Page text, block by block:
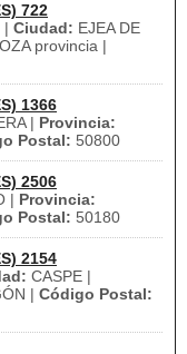
722
| Ciudad: EJEA DE
provincia |
1366
| Provincia:
Postal: 50800
2506
| Provincia:
Postal: 50180
2154
CASPE |
| Código Postal: